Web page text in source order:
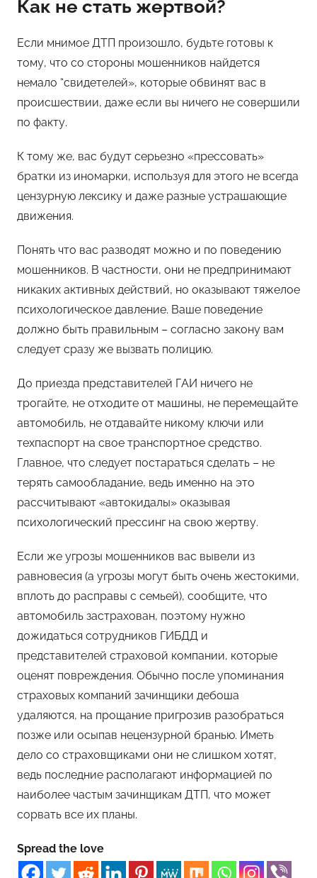
Как не стать жертвой?
Если мнимое ДТП произошло, будьте готовы к
тому, что со стороны мошенников найдется
немало “свидетелей», которые обвинят вас в
происшествии, даже если вы ничего не совершили
по факту.
К тому же, вас будут серьезно «прессовать»
братки из иномарки, используя для этого не всегда
цензурную лексику и даже разные устрашающие
движения.
Понять что вас разводят можно и по поведению
мошенников. В частности, они не предпринимают
никаких активных действий, но оказывают тяжелое
психологическое давление. Ваше поведение
должно быть правильным – согласно закону вам
следует сразу же вызвать полицию.
До приезда представителей ГАИ ничего не
трогайте, не отходите от машины, не перемещайте
автомобиль, не отдавайте никому ключи или
техпаспорт на свое транспортное средство.
Главное, что следует постараться сделать – не
терять самообладание, ведь именно на это
рассчитывают «автокидалы» оказывая
психологический прессинг на свою жертву.
Если же угрозы мошенников вас вывели из
равновесия (а угрозы могут быть очень жестокими,
вплоть до расправы с семьей), сообщите, что
автомобиль застрахован, поэтому нужно
дожидаться сотрудников ГИБДД и
представителей страховой компании, которые
оценят повреждения. Обычно после упоминания
страховых компаний зачинщики дебоша
удаляются, на прощание пригрозив разобраться
позже или осыпав нецензурной бранью. Иметь
дело со страховщиками они не слишком хотят,
ведь последние располагают информацией по
наиболее частым зачинщикам ДТП, что может
сорвать все их планы.
Spread the love